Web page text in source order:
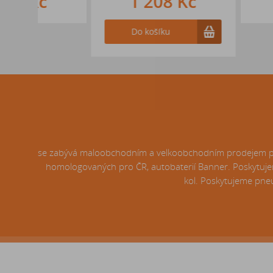
se zabývá maloobchodním a velkoobchodním prodejem
homologovaných pro ČR, autobaterií Banner.
kol. Poskytujeme